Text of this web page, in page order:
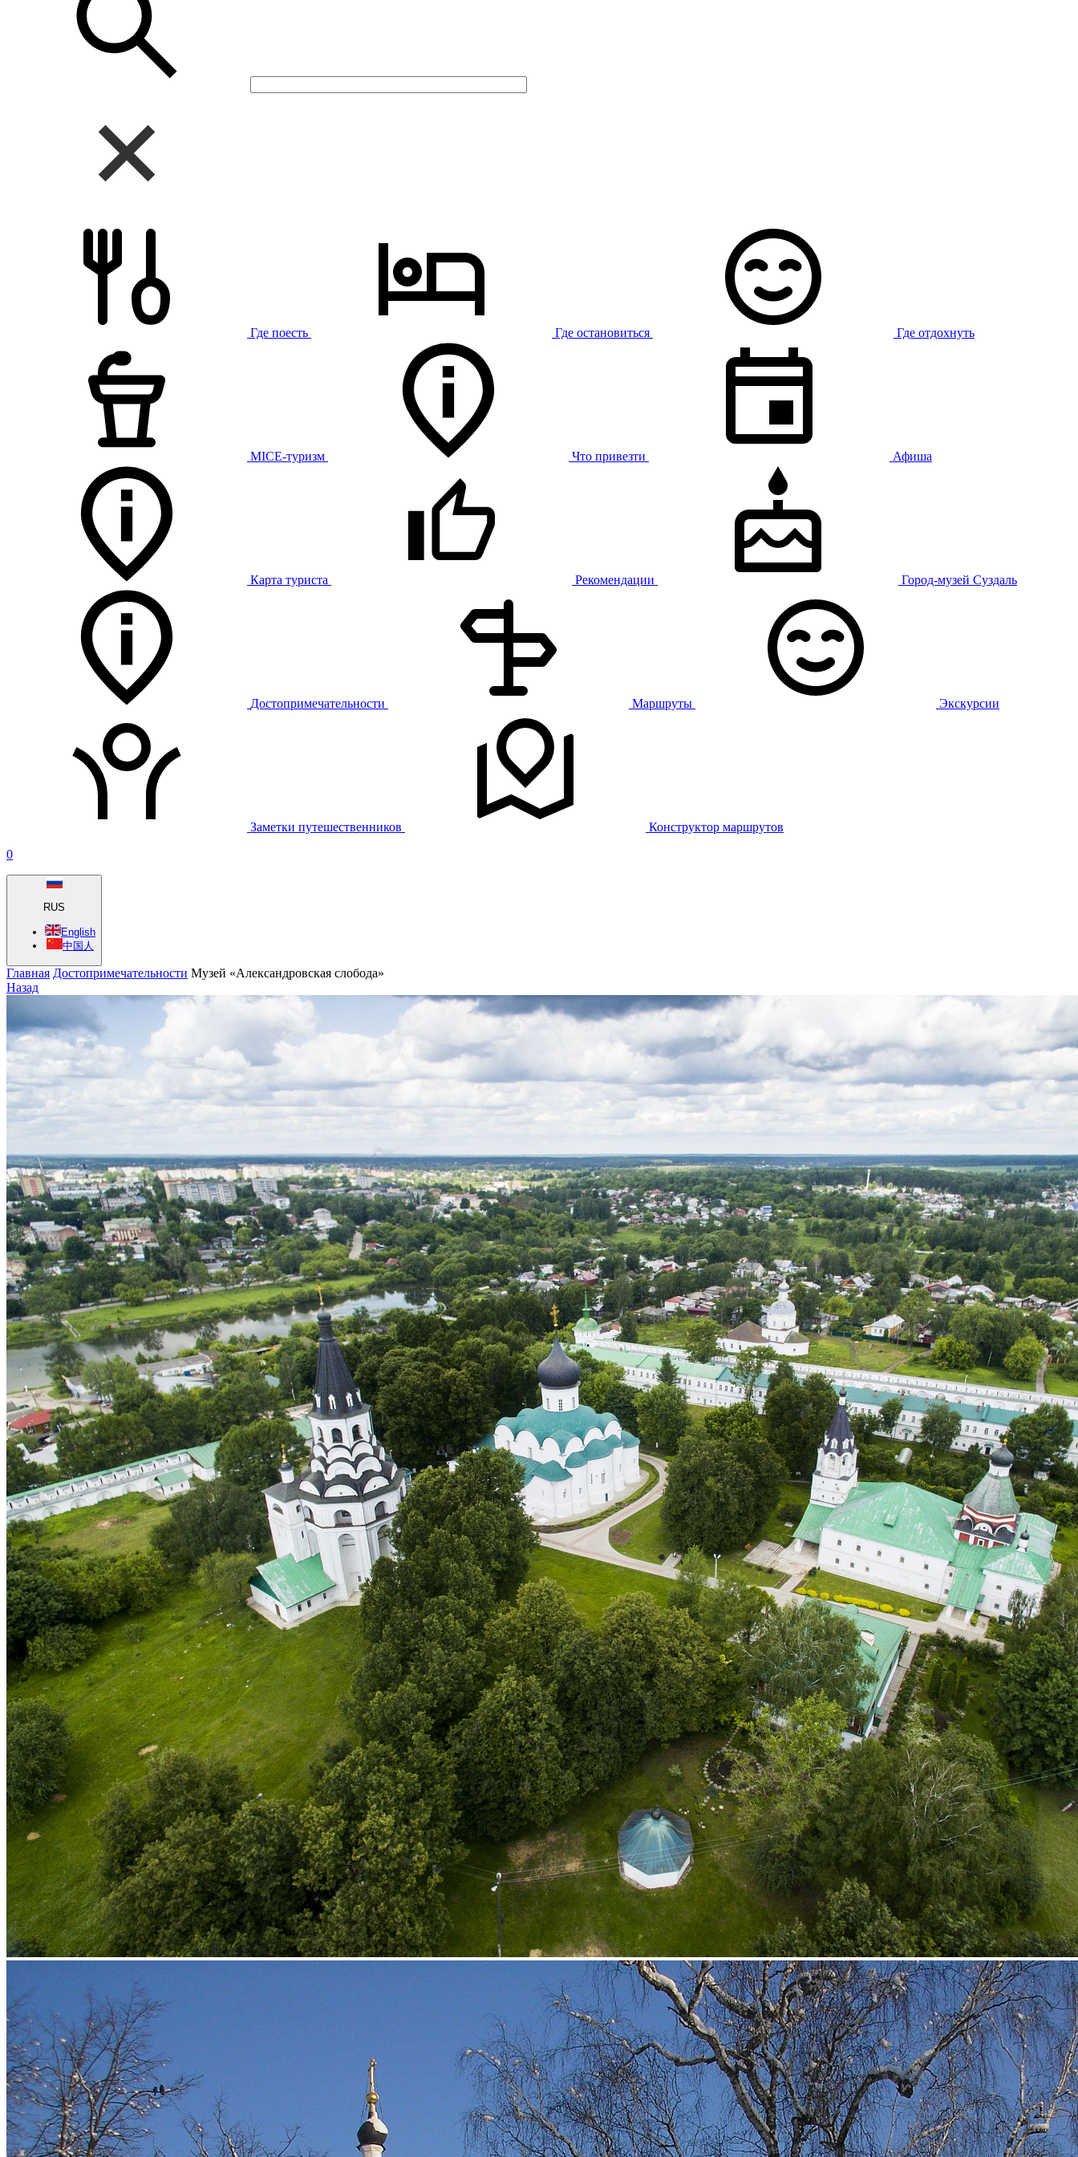
Где поесть Где остановиться Где отдохнуть
MICE-туризм Что привезти Афиша
Карта туриста Рекомендации Город-музей Суздаль
Достопримечательности Маршруты Экскурсии
Заметки путешественников
Конструктор маршрутов
0
RUS
English
中国人
Главная Достопримечательности Музей «Александровская слобода»
Назад